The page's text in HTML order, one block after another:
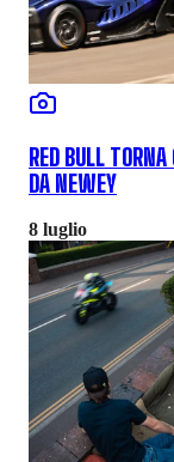
RED BULL
DA NEWEY
8 luglio